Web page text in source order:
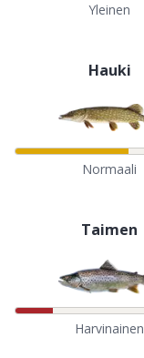
Yleinen
Hauki
Normaali
Taimen
Harvinainen